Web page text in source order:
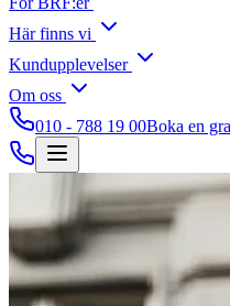
Här finns vi
Kundupplevelser
Om oss
010 - 788 19 00Boka en